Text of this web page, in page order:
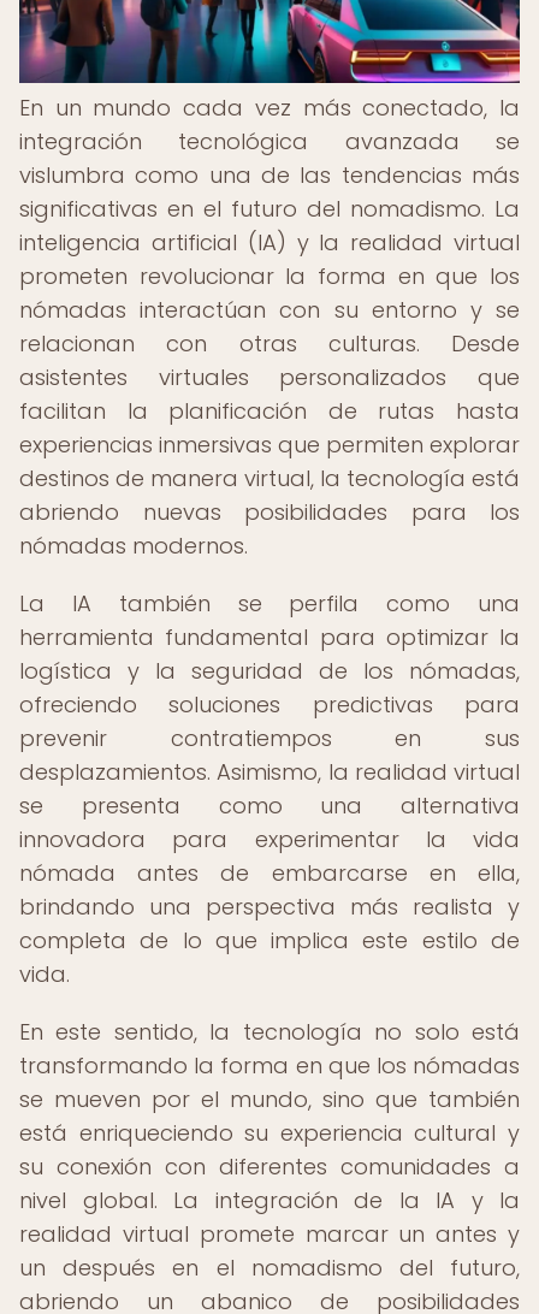
En un mundo cada vez más conectado, la
integración tecnológica avanzada se
vislumbra como una de las tendencias más
significativas en el futuro del nomadismo. La
inteligencia artificial (IA) y la realidad virtual
prometen revolucionar la forma en que los
nómadas interactúan con su entorno y se
relacionan con otras culturas. Desde
asistentes virtuales personalizados que
facilitan la planificación de rutas hasta
experiencias inmersivas que permiten explorar
destinos de manera virtual, la tecnología está
abriendo nuevas posibilidades para los
nómadas modernos.
La IA también se perfila como una
herramienta fundamental para optimizar la
logística y la seguridad de los nómadas,
ofreciendo soluciones predictivas para
prevenir contratiempos en sus
desplazamientos. Asimismo, la realidad virtual
se presenta como una alternativa
innovadora para experimentar la vida
nómada antes de embarcarse en ella,
brindando una perspectiva más realista y
completa de lo que implica este estilo de
vida.
En este sentido, la tecnología no solo está
transformando la forma en que los nómadas
se mueven por el mundo, sino que también
está enriqueciendo su experiencia cultural y
su conexión con diferentes comunidades a
nivel global. La integración de la IA y la
realidad virtual promete marcar un antes y
un después en el nomadismo del futuro,
abriendo un abanico de posibilidades